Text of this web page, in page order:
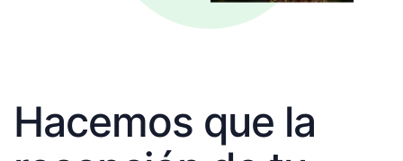
Hacemos que la